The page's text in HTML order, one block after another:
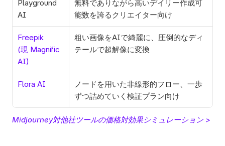
Playground
AI
無料でありながら高いデイリー作成可
能数を誇るクリエイター向け
Freepik
(現 Magnific
AI)
粗い画像をAIで綺麗に、圧倒的なディ
テールで超解像に変換
Flora AI
ノードを用いた非線形的フロー、一歩
ずつ詰めていく検証プラン向け
Midjourney対他社ツールの価格対効果シミュレーション >